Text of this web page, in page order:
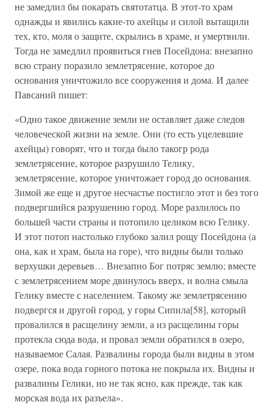
не замедлил бы покарать святотатца. В этот-то храм
однажды и явились какие-то ахейцы и силой вытащили
тех, кто, моля о защите, скрылись в храме, и умертвили.
Тогда не замедлил проявиться гнев Посейдона: внезапно
всю страну поразило землетрясение, которое до
основания уничтожило все сооружения и дома. И далее
Павсаний пишет:
«Одно такое движение земли не оставляет даже следов
человеческой жизни на земле. Они (то есть уцелевшие
ахейцы) говорят, что и тогда было такогр рода
землетрясение, которое разрушило Телику,
землетрясение, которое уничтожает город до основания.
Зимой же еще и другое несчастье постигло этот и без того
подвергшийся разрушению город. Море разлилось по
большей части страны и потопило целиком всю Гелику.
И этот потоп настолько глубоко залил рощу Посейдона (а
она, как и храм, была на горе), что видны были только
верхушки деревьев… Внезапно Бог потряс землю; вместе
с землетрясением море двинулось вверх, и волна смыла
Гелику вместе с населением. Такому же землетрясению
подвергся и другой город, у горы Сипила[58], который
провалился в расщелину земли, а из расщелины горы
протекла сюда вода, и провал земли обратился в озеро,
называемое Салая. Развалины города были видны в этом
озере, пока вода горного потока не покрыла их. Видны и
развалины Гелики, но не так ясно, как прежде, так как
морская вода их разъела».